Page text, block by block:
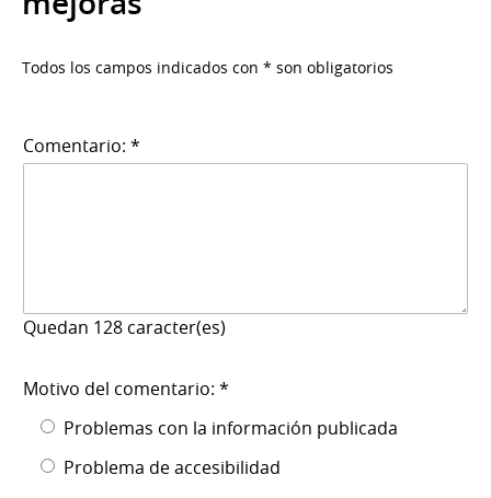
Todos los campos indicados con * son obligatorios
Comentario: *
Quedan 128 caracter(es)
Motivo del comentario: *
Problemas con la información publicada
Problema de accesibilidad